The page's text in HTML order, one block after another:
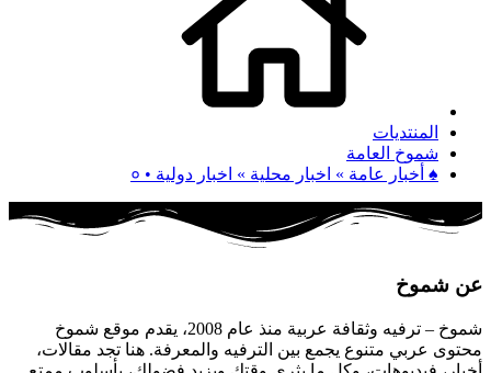
المنتديات
شموخ العامة
♠ أخبار عامة » اخبار محلية » اخبار دولية • ०
عن شموخ
شموخ – ترفيه وثقافة عربية منذ عام 2008، يقدم موقع شموخ
محتوى عربي متنوع يجمع بين الترفيه والمعرفة. هنا تجد مقالات،